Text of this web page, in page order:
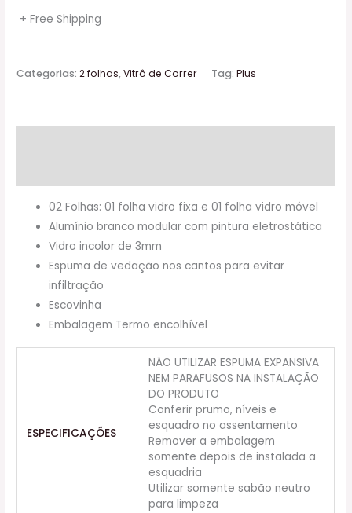
+ Free Shipping
Categorias:2 folhas,Vitrô de Correr Tag:Plus
02 Folhas: 01 folha vidro fixa e 01 folha vidro móvel
Alumínio branco modular com pintura eletrostática
Vidro incolor de 3mm
Espuma de vedação nos cantos para evitar
infiltração
Escovinha
Embalagem Termo encolhível
ESPECIFICAÇÕES
NÃO UTILIZAR ESPUMA EXPANSIVA
NEM PARAFUSOS NA INSTALAÇÃO
DO PRODUTO
Conferir prumo, níveis e
esquadro no assentamento
Remover a embalagem
somente depois de instalada a
esquadria
Utilizar somente sabão neutro
para limpeza